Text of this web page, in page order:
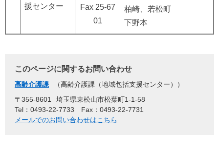
援センター
柏崎、若松町
下野本
Fax 25-67
01
このページに関するお問い合わせ
高齢介護課
高齢介護課（地域包括支援センター）
〒355-8601
埼玉県東松山市松葉町1-1-58
Tel：0493-22-7733
Fax：0493-22-7731
メールでのお問い合わせはこちら